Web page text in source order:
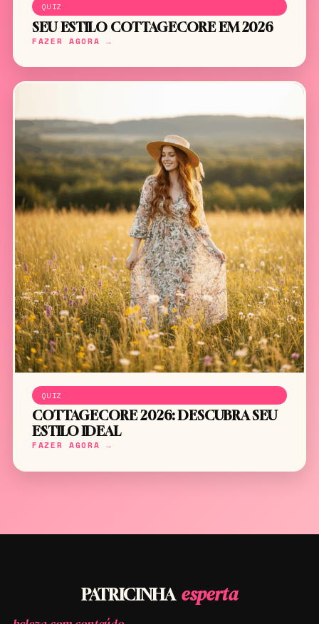
QUIZ
SEU ESTILO COTTAGECORE EM 2026
FAZER AGORA →
QUIZ
COTTAGECORE 2026: DESCUBRA SEU
ESTILO IDEAL
FAZER AGORA →
PATRICINHA esperta